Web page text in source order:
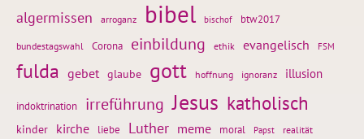
algermissen arroganz bibel bischof btw2017
bundestagswahl Corona einbildung ethik evangelisch FSM
fulda gebet glaube gott hoffnung ignoranz illusion
indoktrination irreführung Jesus katholisch
kinder kirche liebe Luther meme moral Papst realität